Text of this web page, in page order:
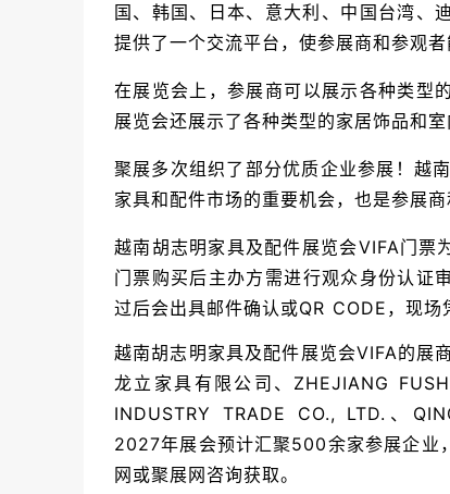
国、韩国、日本、意大利、中国台湾、
提供了一个交流平台，使参展商和参观
在展览会上，参展商可以展示各种类型
展览会还展示了各种类型的家居饰品和
聚展多次组织了部分优质企业参展！越
家具和配件市场的重要机会，也是参展
越南胡志明家具及配件展览会VIFA门票
门票购买后主办方需进行观众身份认证
过后会出具邮件确认或QR CODE，现场
越南胡志明家具及配件展览会VIFA的展
龙立家具有限公司、ZHEJIANG
INDUSTRY TRADE CO., LTD.、
2027年展会预计汇聚500余家参展企业
网或聚展网咨询获取。